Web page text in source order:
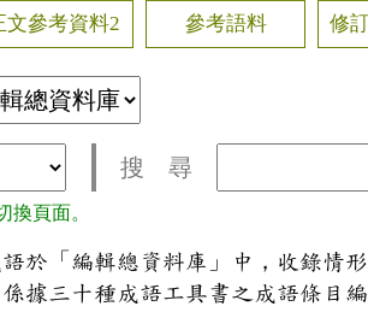
文參考資料2 參考語料 修
搜 尋
換頁面。
於「編輯總資料庫」中，收錄情形
據三十種成語工具書之成語條目